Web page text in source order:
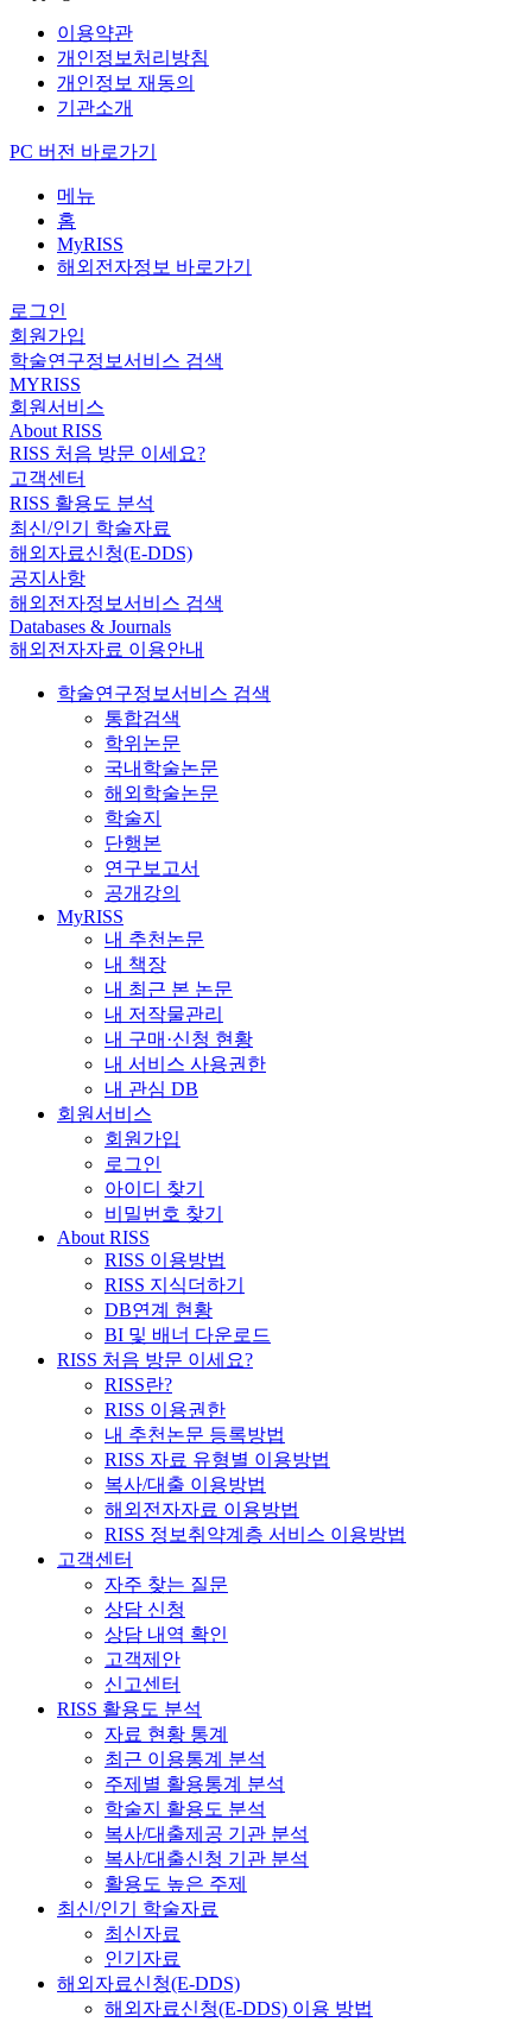
이용약관
개인정보처리방침
개인정보 재동의
기관소개
PC 버전 바로가기
메뉴
홈
MyRISS
해외전자정보 바로가기
로그인
회원가입
학술연구정보서비스 검색
MYRISS
회원서비스
About RISS
RISS 처음 방문 이세요?
고객센터
RISS 활용도 분석
최신/인기 학술자료
해외자료신청(E-DDS)
공지사항
해외전자정보서비스 검색
Databases & Journals
해외전자자료 이용안내
학술연구정보서비스 검색
통합검색
학위논문
국내학술논문
해외학술논문
학술지
단행본
연구보고서
공개강의
MyRISS
내 추천논문
내 책장
내 최근 본 논문
내 저작물관리
내 구매·신청 현황
내 서비스 사용권한
내 관심 DB
회원서비스
회원가입
로그인
아이디 찾기
비밀번호 찾기
About RISS
RISS 이용방법
RISS 지식더하기
DB연계 현황
BI 및 배너 다운로드
RISS 처음 방문 이세요?
RISS란?
RISS 이용권한
내 추천논문 등록방법
RISS 자료 유형별 이용방법
복사/대출 이용방법
해외전자자료 이용방법
RISS 정보취약계층 서비스 이용방법
고객센터
자주 찾는 질문
상담 신청
상담 내역 확인
고객제안
신고센터
RISS 활용도 분석
자료 현황 통계
최근 이용통계 분석
주제별 활용통계 분석
학술지 활용도 분석
복사/대출제공 기관 분석
복사/대출신청 기관 분석
활용도 높은 주제
최신/인기 학술자료
최신자료
인기자료
해외자료신청(E-DDS)
해외자료신청(E-DDS) 이용 방법